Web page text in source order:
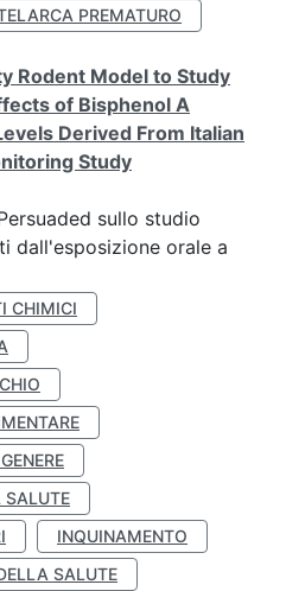
PREMATURO
Rodent Model to Study
of Bisphenol A
Derived From Italian
Study
sullo studio
dall'esposizione orale a
CHIMICI
SALUTE
INQUINAMENTO
SALUTE